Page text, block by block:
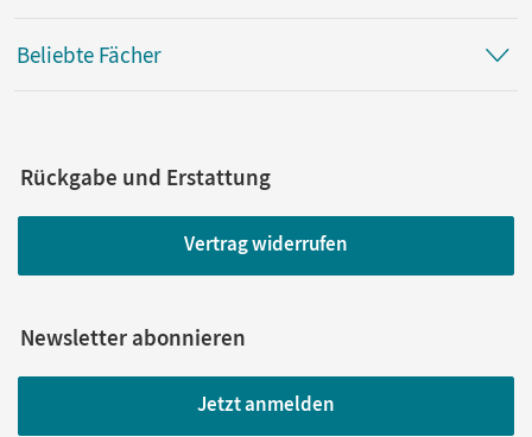
Beliebte Fächer
Rückgabe und Erstattung
Vertrag widerrufen
Newsletter abonnieren
Jetzt anmelden